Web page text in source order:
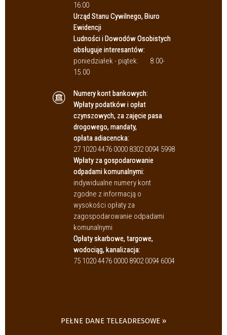
16:00
Urząd Stanu Cywilnego, Biuro
Ewidencji
Ludności i Dowodów Osobistych
obsługuje interesantów:
poniedziałek - piątek:
8.00-
15.00
Numery kont bankowych:
Wpłaty podatków i opłat
czynszowych, za zajęcie pasa
drogowego, mandaty,
opłata adiacencka:
27 1020 4476 0000 8302 0094 5998
Wpłaty za gospodarowanie
odpadami komunalnymi:
indywidualne numery kont
zgodne z informacją o
wysokości opłaty za
zagospodarowanie odpadami
komunalnymi
Opłaty skarbowe, targowe,
wodociąg, kanalizacja:
75 1020 4476 0000 8902 0094 6004
PEŁNE DANE TELEADRESOWE